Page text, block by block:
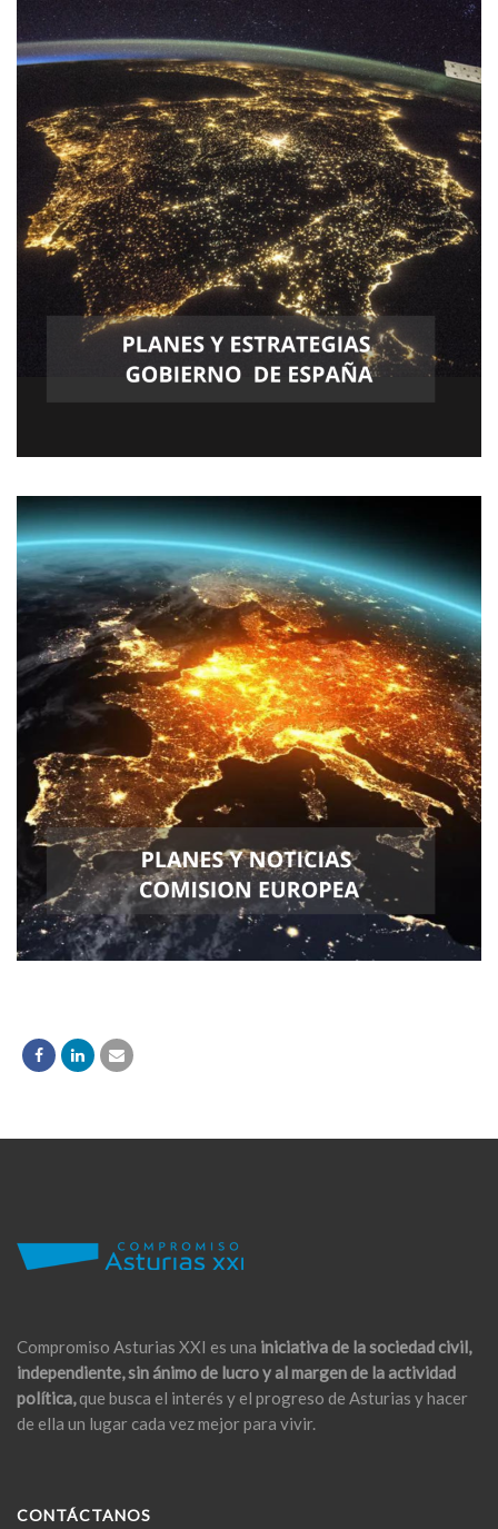
Compromiso Asturias XXI es una iniciativa de la sociedad civil,
independiente, sin ánimo de lucro y al margen de la actividad
política,que busca el interés y el progreso de Asturias y hacer
de ella un lugar cada vez mejor para vivir.
CONTÁCTANOS